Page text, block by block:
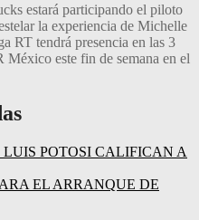
estará participando el piloto
la experiencia de Michelle
RT tendrá presencia en las 3
este fin de semana en el
POTOSI CALIFICAN A
EL ARRANQUE DE